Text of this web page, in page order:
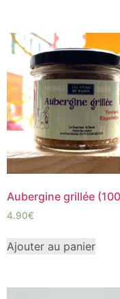
Aubergine grillée
4.90€
Ajouter au panier